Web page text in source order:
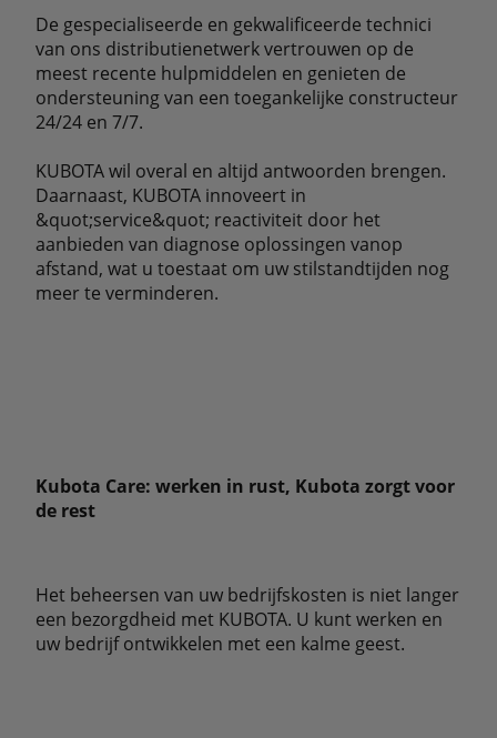
De gespecialiseerde en gekwalificeerde technici
van ons distributienetwerk vertrouwen op de
meest recente hulpmiddelen en genieten de
ondersteuning van een toegankelijke constructeur
24/24 en 7/7.
KUBOTA wil overal en altijd antwoorden brengen.
Daarnaast, KUBOTA innoveert in
&quot;service&quot; reactiviteit door het
aanbieden van diagnose oplossingen vanop
afstand, wat u toestaat om uw stilstandtijden nog
meer te verminderen.
Kubota Care: werken in rust, Kubota zorgt voor
de rest
Het beheersen van uw bedrijfskosten is niet langer
een bezorgdheid met KUBOTA. U kunt werken en
uw bedrijf ontwikkelen met een kalme geest.